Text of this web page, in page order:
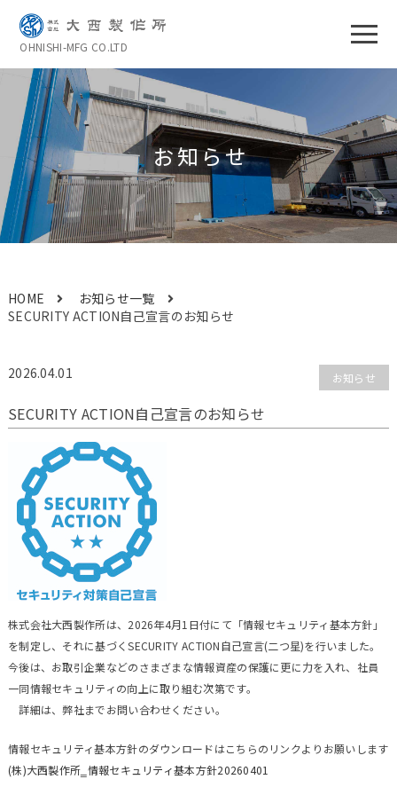
OHNISHI-MFG CO.LTD
お知らせ
HOME
お知らせ一覧
SECURITY ACTION自己宣言のお知らせ
2026.04.01 お知らせ
SECURITY ACTION自己宣言のお知らせ
株式会社大西製作所は、2026年4月1日付にて「情報セキュリティ基本方針」
を制定し、それに基づくSECURITY ACTION自己宣言(二つ星)を行いました。
今後は、お取引企業などのさまざまな情報資産の保護に更に力を入れ、社員
一同情報セキュリティの向上に取り組む次第です。
詳細は、弊社までお問い合わせください。
情報セキュリティ基本方針のダウンロードはこちらのリンクよりお願いします
(株)大西製作所‗情報セキュリティ基本方針20260401